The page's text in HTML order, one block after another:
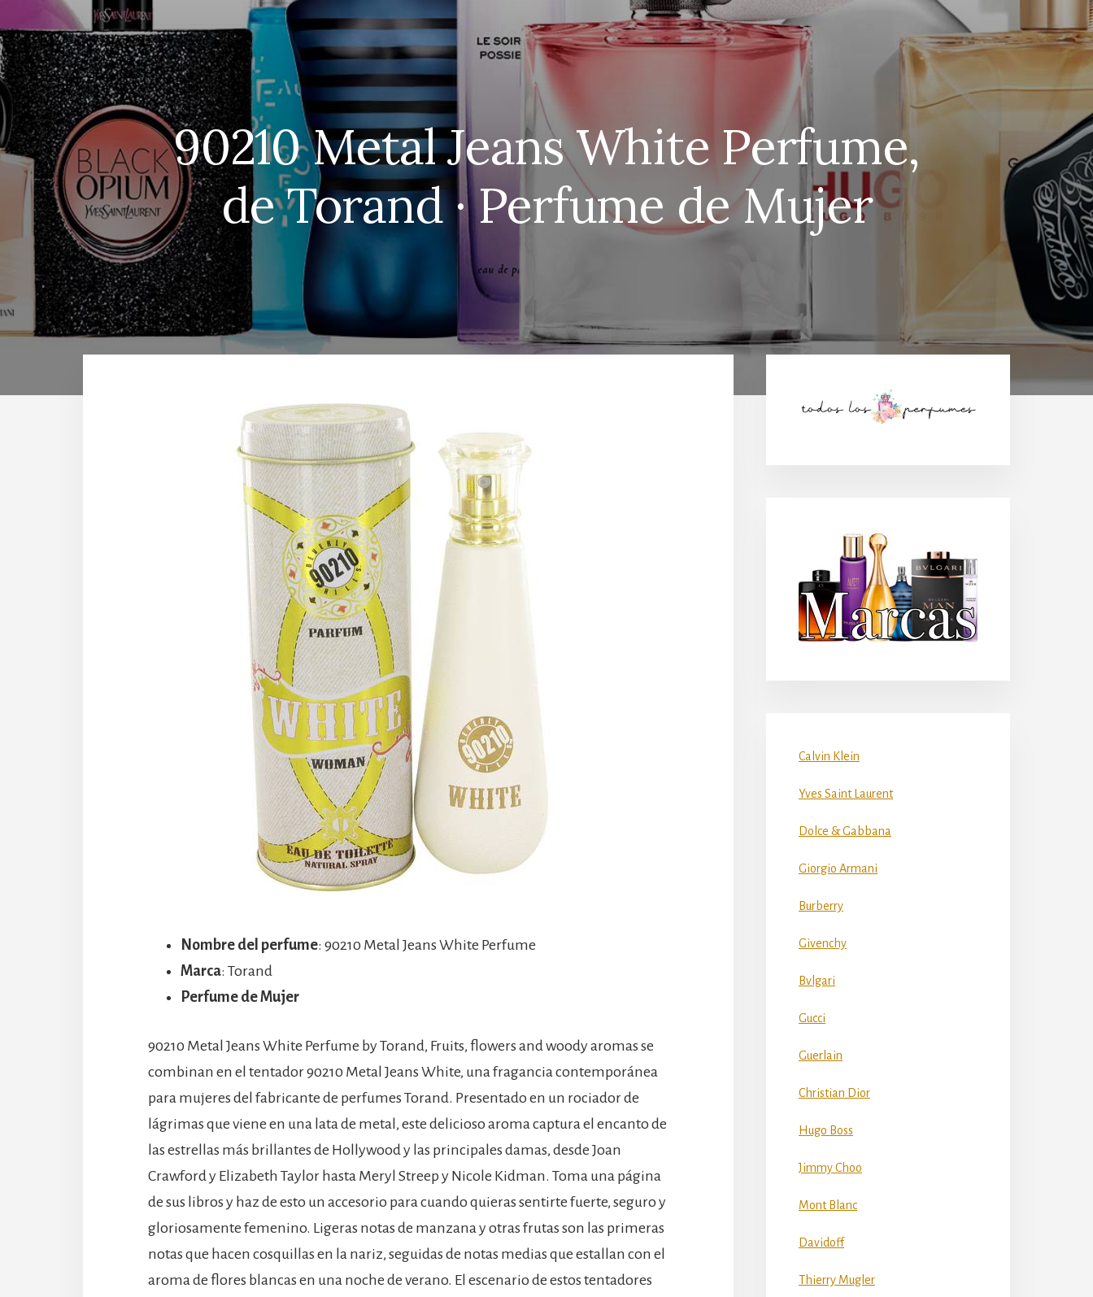
90210 Metal Jeans White Perfume,
de Torand · Perfume de Mujer
Nombre del perfume: 90210 Metal Jeans White Perfume
Marca: Torand
Perfume de Mujer
90210 Metal Jeans White Perfume by Torand, Fruits, flowers and woody aromas se
combinan en el tentador 90210 Metal Jeans White, una fragancia contemporánea
para mujeres del fabricante de perfumes Torand. Presentado en un rociador de
lágrimas que viene en una lata de metal, este delicioso aroma captura el encanto de
las estrellas más brillantes de Hollywood y las principales damas, desde Joan
Crawford y Elizabeth Taylor hasta Meryl Streep y Nicole Kidman. Toma una página
de sus libros y haz de esto un accesorio para cuando quieras sentirte fuerte, seguro y
gloriosamente femenino. Ligeras notas de manzana y otras frutas son las primeras
notas que hacen cosquillas en la nariz, seguidas de notas medias que estallan con el
aroma de flores blancas en una noche de verano. El escenario de estos tentadores
lateral
Calvin Klein
Yves Saint Laurent
Dolce & Gabbana
Giorgio Armani
Burberry
Givenchy
Bvlgari
Gucci
Guerlain
Christian Dior
Hugo Boss
Jimmy Choo
Mont Blanc
Davidoff
Thierry Mugler